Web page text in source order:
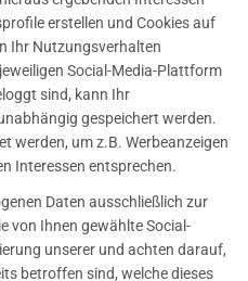
erstellen und Cookies auf
Ihr Nutzungsverhalten
Social-Media-Plattform
sind, kann Ihr
gespeichert werden.
werden, um z.B. Werbeanzeigen
Interessen entsprechen.
Daten ausschließlich zur
von Ihnen gewählte Social-
unserer und achten darauf,
betroffen sind, welche dieses